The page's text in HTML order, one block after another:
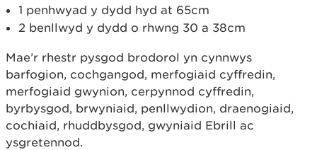
1 penhwyad y dydd hyd at 65cm
2 benllwyd y dydd o rhwng 30 a 38cm
Mae’r rhestr pysgod brodorol yn cynnwys
barfogion, cochgangod, merfogiaid cyffredin,
merfogiaid gwynion, cerpynnod cyffredin,
byrbysgod, brwyniaid, penllwydion, draenogiaid,
cochiaid, rhuddbysgod, gwyniaid Ebrill ac
ysgretennod.